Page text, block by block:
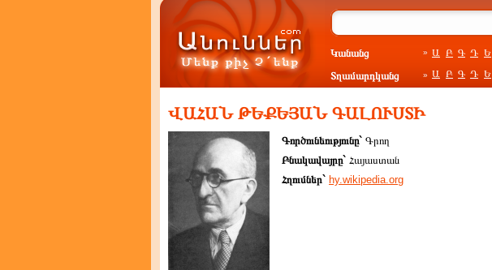
Կանանց » Ա Բ Գ Դ Ե
Տղամարդկանց » Ա Բ Գ Դ Ե
ՎԱՀԱՆ ԹԵՔԵՅԱՆ ԳԱԼՈՒՍՏԻ
Գործունեությունը` Գրող
Բնակավայրը` Հայաստան
Հղումներ` hy.wikipedia.org